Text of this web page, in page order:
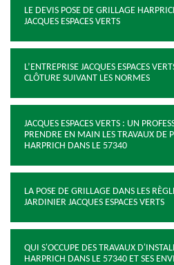
LE DEVIS POSE DE GRILLAGE
JACQUES ESPACES VERTS
L’ENTREPRISE JACQUES ESPACES
CLÔTURE SUIVANT LES NORMES
JACQUES ESPACES VERTS : UN
PRENDRE EN MAIN LES TRAVAUX DE
HARPRICH DANS LE 57340
LA POSE DE GRILLAGE DANS LES
JARDINIER JACQUES ESPACES VERTS
QUI S'OCCUPE DES TRAVAUX
HARPRICH DANS LE 57340 ET SES